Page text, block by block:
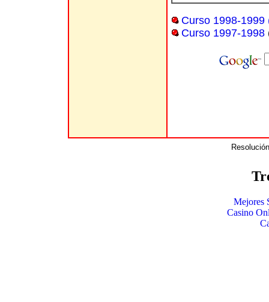
Curso 1998-1999
Curso 1997-1998
Mejores
Casino